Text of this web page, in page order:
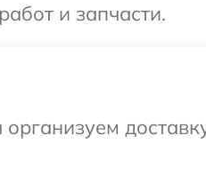
и запчасти.